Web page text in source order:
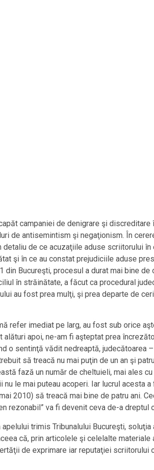
campaniei de denigrare şi discreditare
de antisemintism şi negaţionism. În
detaliu de ce acuzaţiile aduse scriitorului în
şi în ce au constat prejudiciile aduse
Bucureşti, procesul a durat mai bine de
în străinătate, a făcut ca procedural
au fost prea mulţi, şi prea departe de
refer imediat pe larg, au fost sub orice
apoi, ne-am fi aşteptat prea
o sentinţă vădit nedreaptă, judecătoarea –
să treacă nu mai puţin de un an şi
fază un număr de cheltuieli, mai ales
le mai puteau acoperi. Iar lucrul acesta a
2010) să treacă mai bine de patru ani.
rezonabil” va fi devenit ceva de-a dreptul
trimis Tribunalului Bucureşti, soluţia
că, prin articolele şi celelalte materiale
de exprimare iar reputaţiei scriitorului